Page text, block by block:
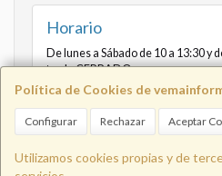
Política de Cookies de
Configurar Rechazar Aceptar
Utilizamos cookies propias y de
Horario
De lunes a Sábado de 10 a 13:30 y
tarde CERRADO